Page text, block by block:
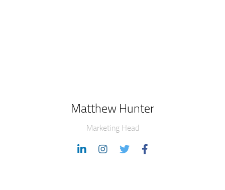
Matthew Hunter
Marketing Head